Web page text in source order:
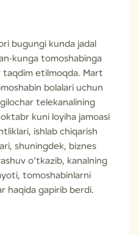
bugungi kunda jadal
kunga tomoshabinga
etilmoqda. Mart
bolalari uchun
telekanalining
kuni loyiha jamoasi
ishlab chiqarish
shuningdek, biznes
o‘tkazib, kanalning
tomoshabinlarni
haqida gapirib berdi.